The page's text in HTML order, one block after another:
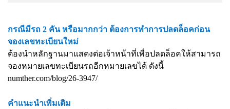
กรณีมีรถ 2 คัน หรือมากกว่า ต้องการทำการปลดล็อคก่อน
จองเลขทะเบียนใหม่
ต้องนำหลักฐานมาแสดงต่อเจ้าหน้าที่เพื่อปลดล็อคให้สามารถ
จองหมายเลขทะเบียนรถอีกหมายเลขได้ ดังนี้
numther.com/blog/26-3947/
คำแนะนำเพิ่มเติม